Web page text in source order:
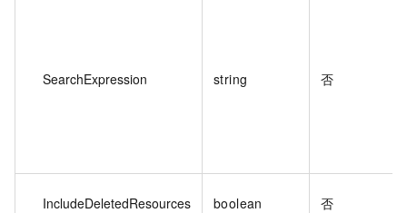
SearchExpression string 否
IncludeDeletedResources boolean 否